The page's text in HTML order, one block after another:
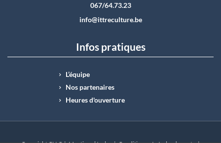
067/64.73.23
info@ittreculture.be
Infos pratiques
L’équipe
Nos partenaires
Heures d'ouverture